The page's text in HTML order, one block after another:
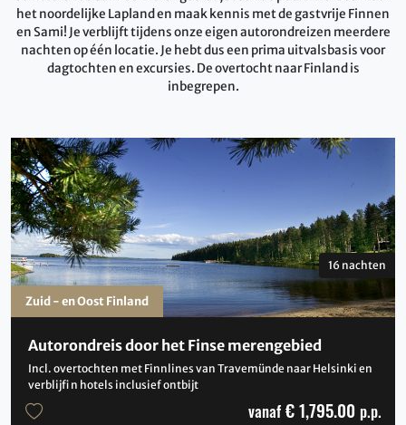
het noordelijke Lapland en maak kennis met de gastvrije Finnen
en Sami! Je verblijft tijdens onze eigen autorondreizen meerdere
nachten op één locatie. Je hebt dus een prima uitvalsbasis voor
dagtochten en excursies. De overtocht naar Finland is
inbegrepen.
Autorondreis door het Finse merengebied
Incl. overtochten met Finnlines van Travemünde naar Helsinki en
verblijfi n hotels inclusief ontbijt
16 nachten
vanaf € 1,795.00 p.p.
Zuid - en Oost Finland